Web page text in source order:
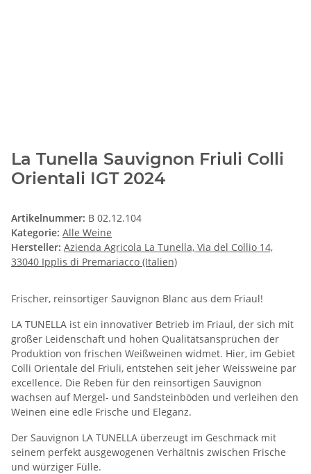
La Tunella Sauvignon Friuli Colli
Orientali IGT 2024
Artikelnummer: B 02.12.104
Kategorie: Alle Weine
Hersteller: Azienda Agricola La Tunella, Via del Collio 14,
33040 Ipplis di Premariacco (Italien)
Frischer, reinsortiger Sauvignon Blanc aus dem Friaul!
LA TUNELLA ist ein innovativer Betrieb im Friaul, der sich mit
großer Leidenschaft und hohen Qualitätsansprüchen der
Produktion von frischen Weißweinen widmet. Hier, im Gebiet
Colli Orientale del Friuli, entstehen seit jeher Weissweine par
excellence. Die Reben für den reinsortigen Sauvignon
wachsen auf Mergel- und Sandsteinböden und verleihen den
Weinen eine edle Frische und Eleganz.
Der Sauvignon LA TUNELLA überzeugt im Geschmack mit
seinem perfekt ausgewogenen Verhältnis zwischen Frische
und würziger Fülle.